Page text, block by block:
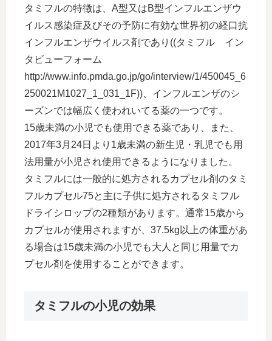
タミフルの特徴は、A型又はB型インフルエンザウ
イルス感染症及びその予防に有効な世界初の経口抗
インフルエンザウイルス剤であり((タミフル イン
タビューフォーム
http://www.info.pmda.go.jp/go/interview/1/450045_6
250021M1027_1_031_1F))、インフルエンザのシ
ーズンでは幅広く使われいてる薬の一つです。
15歳未満の小児でも使用できる薬であり、また、
2017年3月24日より1歳未満の新生児・乳児でも用
法用量が小児され使用できるようになりました。
タミフルには一般的に処方されるカプセル剤のタミ
フルカプセル75と主に子供に処方されるタミフル
ドライシロップの2種類があります。通常15歳から
カプセルが使用されますが、37.5kg以上の体重があ
る場合は15歳未満の小児でも大人と同じ用量でカ
プセル剤を使用することができます。
タミフルの小児の効果